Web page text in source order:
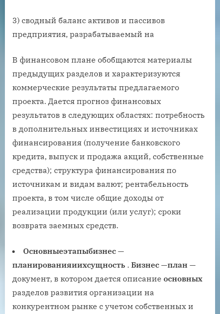
3) сводный баланс активов и пассивов
предприятия, разрабатываемый на
В финансовом плане обобщаются материалы
предыдущих разделов и характеризуются
коммерческие результаты предлагаемого
проекта. Дается прогноз финансовых
результатов в следующих областях: потребность
в дополнительных инвестициях и источниках
финансирования (получение банковского
кредита, выпуск и продажа акций, собственные
средства); структура финансирования по
источникам и видам валют; рентабельность
проекта, в том числе общие доходы от
реализации продукции (или услуг); сроки
возврата заемных средств.
Основныеэтапыбизнес —
планированияиихсущность . Бизнес —план —
документ, в котором дается описание основных
разделов развития организации на
конкурентном рынке с учетом собственных и